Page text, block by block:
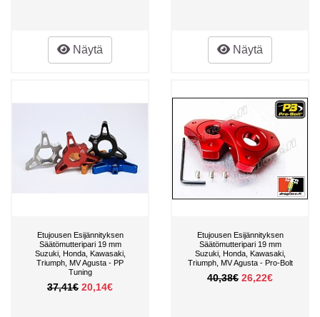
Näytä Näytä
Etujousen Esijännityksen
Säätömutteripari 19 mm
Suzuki, Honda, Kawasaki,
Triumph, MV Agusta - PP
Tuning
37,41€ 20,14€
Etujousen Esijännityksen
Säätömutteripari 19 mm
Suzuki, Honda, Kawasaki,
Triumph, MV Agusta - Pro-Bolt
40,38€ 26,22€